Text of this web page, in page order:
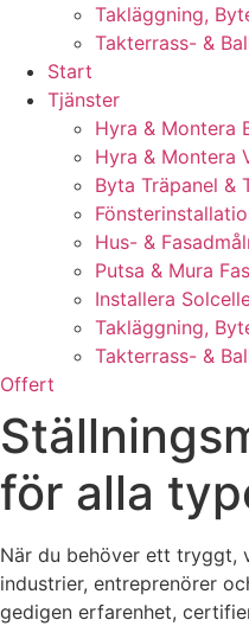
Takläggning,
Takterrass- &
Start
Tjänster
Hyra & Montera
Hyra & Montera
Byta Träpanel &
Hus- &
Putsa & Mura
Installera
Takläggning,
Takterrass- &
Offert
för alla
När du behöver ett tryggt,
industrier, entreprenörer
gedigen erfarenhet,